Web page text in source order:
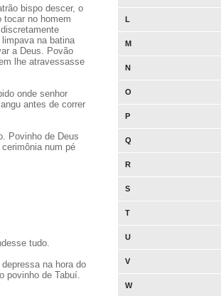
bispo descer, o
tocar no homem
na batina
a Deus. Povão
lhe atravessasse
onde senhor
antes de correr
Povinho de Deus
num pé
tudo.
na hora do
povinho de Tabuí.
L
M
N
O
P
Q
R
S
T
U
V
W